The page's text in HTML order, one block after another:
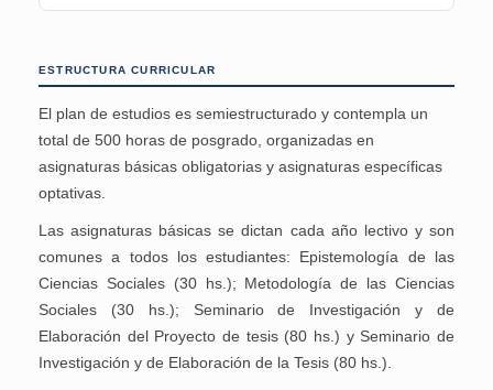
ESTRUCTURA CURRICULAR
El plan de estudios es semiestructurado y contempla un
total de 500 horas de posgrado, organizadas en
asignaturas básicas obligatorias y asignaturas específicas
optativas.
Las asignaturas básicas se dictan cada año lectivo y son
comunes a todos los estudiantes: Epistemología de las
Ciencias Sociales (30 hs.); Metodología de las Ciencias
Sociales (30 hs.); Seminario de Investigación y de
Elaboración del Proyecto de tesis (80 hs.) y Seminario de
Investigación y de Elaboración de la Tesis (80 hs.).